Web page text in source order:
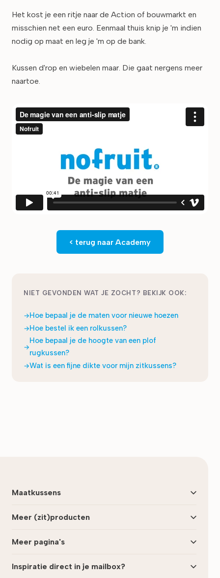
Het kost je een ritje naar de Action of bouwmarkt en
misschien net een euro. Eenmaal thuis knip je 'm indien
nodig op maat en leg je 'm op de bank.
Kussen d'rop en wiebelen maar. Die gaat nergens meer
naartoe.
< terug naar Academy
NIET GEVONDEN WAT JE ZOCHT? BEKIJK OOK:
Hoe bepaal je de maten voor nieuwe hoezen
Hoe bestel ik een rolkussen?
Hoe bepaal je de hoogte van een plof
rugkussen?
Wat is een fijne dikte voor mijn zitkussens?
Maatkussens
Meer (zit)producten
Meer pagina's
Inspiratie direct in je mailbox?